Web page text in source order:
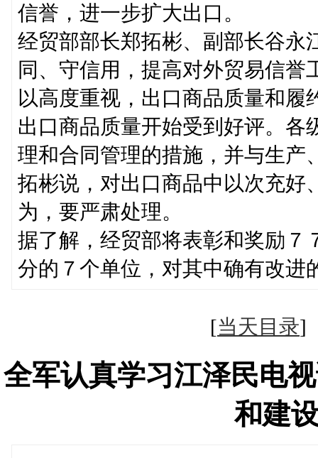
信誉，进一步扩大出口。
经贸部部长郑拓彬、副部长谷永
同、守信用，提高对外贸易信誉
以高度重视，出口商品质量和
出口商品质量开始受到好评。各
理和合同管理的措施，并与生产
拓彬说，对出口商品中以次充好
为，要严肃处理。
据了解，经贸部将表彰和奖励７
分的７个单位，对其中确有改进
[当天目录
全军认真学习江泽民电
和建